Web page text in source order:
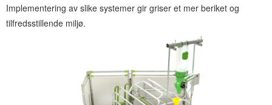
Implementering av slike systemer gir griser et mer beriket og
tilfredsstillende miljø.